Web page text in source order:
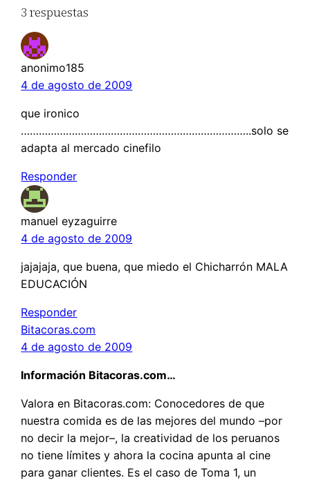
3 respuestas
anonimo185
4 de agosto de 2009
que ironico
…………………………………………………………………..solo se
adapta al mercado cinefilo
Responder
manuel eyzaguirre
4 de agosto de 2009
jajajaja, que buena, que miedo el Chicharrón MALA
EDUCACIÓN
Responder
Bitacoras.com
4 de agosto de 2009
Información Bitacoras.com…
Valora en Bitacoras.com: Conocedores de que
nuestra comida es de las mejores del mundo –por
no decir la mejor–, la creatividad de los peruanos
no tiene límites y ahora la cocina apunta al cine
para ganar clientes. Es el caso de Toma 1, un